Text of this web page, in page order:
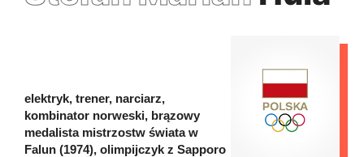
elektryk, trener, narciarz,
kombinator norweski, brązowy
medalista mistrzostw świata w
Falun (1974), olimpijczyk z Sapporo